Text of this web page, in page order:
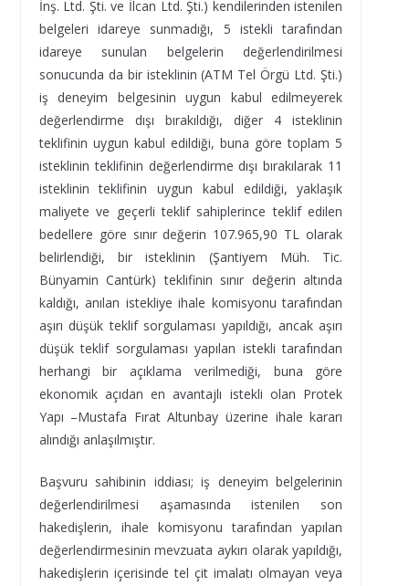
İnş. Ltd. Şti. ve İlcan Ltd. Şti.) kendilerinden istenilen
belgeleri idareye sunmadığı, 5 istekli tarafından
idareye sunulan belgelerin değerlendirilmesi
sonucunda da bir isteklinin (ATM Tel Örgü Ltd. Şti.)
iş deneyim belgesinin uygun kabul edilmeyerek
değerlendirme dışı bırakıldığı, diğer 4 isteklinin
teklifinin uygun kabul edildiği, buna göre toplam 5
isteklinin teklifinin değerlendirme dışı bırakılarak 11
isteklinin teklifinin uygun kabul edildiği, yaklaşık
maliyete ve geçerli teklif sahiplerince teklif edilen
bedellere göre sınır değerin 107.965,90 TL olarak
belirlendiği, bir isteklinin (Şantiyem Müh. Tic.
Bünyamin Cantürk) teklifinin sınır değerin altında
kaldığı, anılan istekliye ihale komisyonu tarafından
aşırı düşük teklif sorgulaması yapıldığı, ancak aşırı
düşük teklif sorgulaması yapılan istekli tarafından
herhangi bir açıklama verilmediği, buna göre
ekonomik açıdan en avantajlı istekli olan Protek
Yapı –Mustafa Fırat Altunbay üzerine ihale kararı
alındığı anlaşılmıştır.
Başvuru sahibinin iddiası; iş deneyim belgelerinin
değerlendirilmesi aşamasında istenilen son
hakedişlerin, ihale komisyonu tarafından yapılan
değerlendirmesinin mevzuata aykırı olarak yapıldığı,
hakedişlerin içerisinde tel çit imalatı olmayan veya